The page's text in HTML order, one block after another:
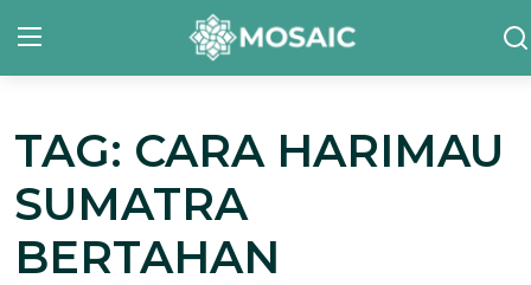
Contact
Tentang Kami
Risalah
TAG: CARA HARIMAU
SUMATRA
BERTAHAN